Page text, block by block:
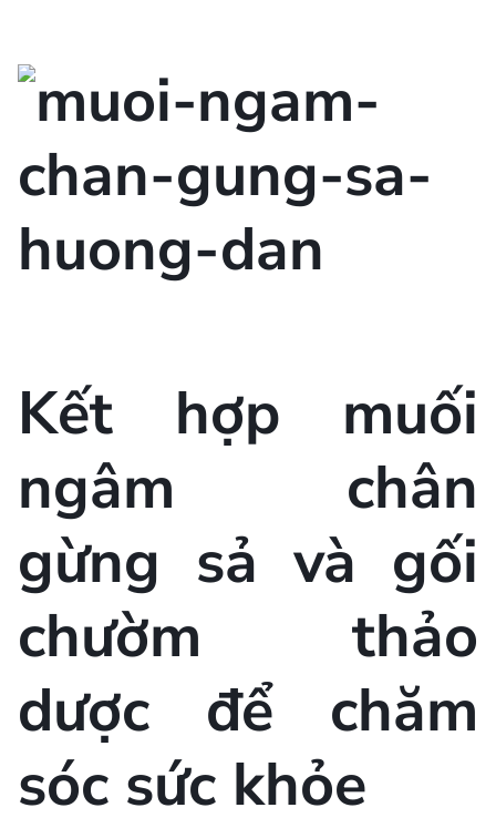
Kết hợp muối
ngâm chân
gừng sả và gối
chườm thảo
dược để chăm
sóc sức khỏe